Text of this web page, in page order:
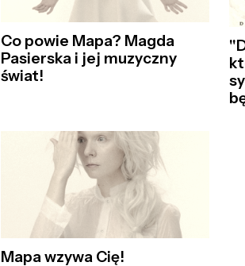
Co powie Mapa? Magda
Pasierska i jej muzyczny
świat!
Mapa wzywa Cię!